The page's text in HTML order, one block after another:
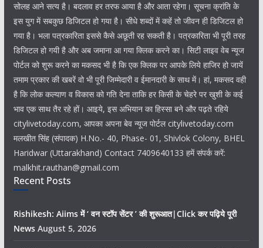
सोलह आने सत्य है। बदलाव हर तरफ आया है और आता रहेगा। सूचना क्रांति के
इस युग में सबकुछ डिजिटल हो गया है। सीधे शब्दों में कहें तो जीवन ही डिजिटल हो
गया है। भला पत्रकारिता इससे कैसे अछूती रह सकती है। पत्रकारिता भी पूरी तरह
डिजिटल हो गयी है और अब जमाना आ गया क्लिक करने का। सिटी लाइव वेब न्यूज
पोर्टल को शुरू करने का मकसद भी है कि एक क्लिक पर आपके लिये हाजिर हो जायें
तमाम प्रकार की खबरें वो भी पूरी जिम्मेदारी व ईमानदारी के साथ में। हां, मकसद वही
है कि लोक कल्याण व विकास को गति देना ताकि हर किसी के चेहरे पर खुशी के कई
भाव एक साथ तैर रहे हों। आइये, इस अभियान का हिस्सा बने और पढ़ते रहिये
citylivetoday.com, आपका अपना बेव न्यूज पोर्टल citylivetoday.com
मलखीत सिंह (संपादक) H.No.- 40, Phase- 01, Shivlok Colony, BHEL
Haridwar (Uttarakhand) Contact 7409640133 हमें संपर्क करें:
malkhit.rauthan@gmail.com
Recent Posts
Rishikesh: Aiims में ‘ वन स्टॉप सेंटर ’ की शुरूआत|Click कर पढ़िये पूरी
News August 5, 2026